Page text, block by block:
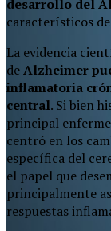
desarrollo del
característicos
La evidencia
deAlzheimer
inflamatoria
central. Si bien
principal
centró en los
específica del
el papel que
principalmente
respuestas